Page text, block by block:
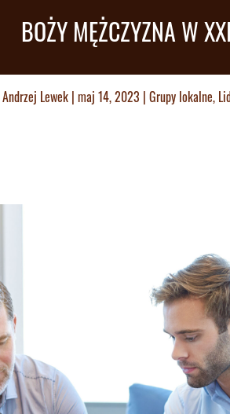
BOŻY MĘŻCZYZNA W
Andrzej Lewek | maj 14, 2023 | Grupy lokalne,